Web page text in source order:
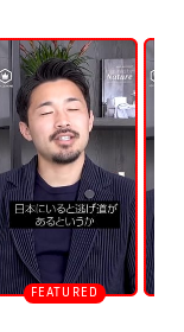
U
n
m
u
t
e